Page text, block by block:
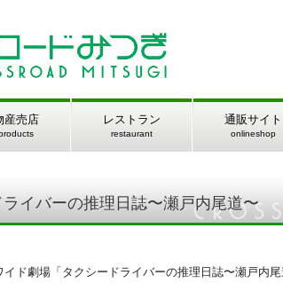
産売店 レストラン
restaurant
通販サイト
onlineshop
イバーの推理日誌〜瀬戸内尾道〜
ド劇場「タクシードライバーの推理日誌〜瀬戸内